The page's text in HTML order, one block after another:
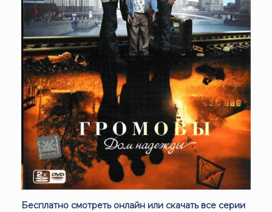
Бесплатно смотреть онлайн или скачать все серии